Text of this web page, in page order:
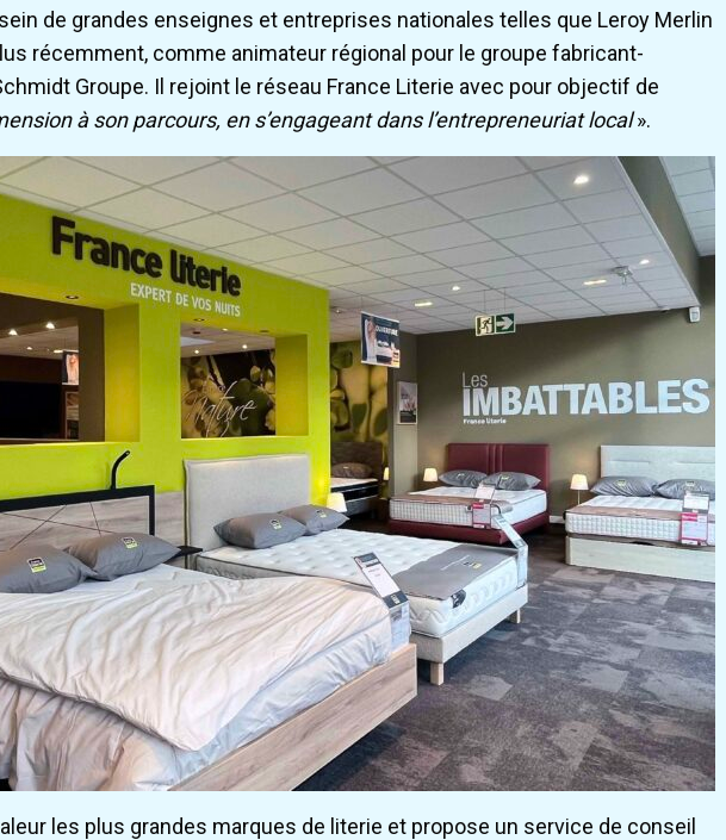
de grandes enseignes et entreprises nationales telles que Leroy Merlin
récemment, comme animateur régional pour le groupe fabricant-
Groupe. Il rejoint le réseau France Literie avec pour objectif de
à son parcours, en s’engageant dans l’entrepreneuriat local».
les plus grandes marques de literie et propose un service de conseil